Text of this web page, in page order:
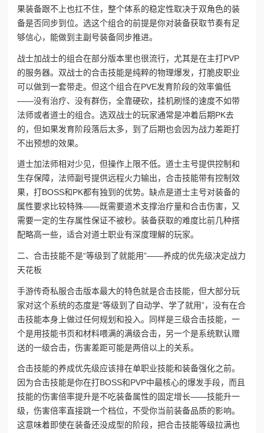
果装备跟不上也扛不住，整个体系的稳定性取决于双角色的装
备是否同步到位。选这个组合的前提是你对装备获取节奏有足
够信心，能做到主副号装备同步推进。
战士加战士的组合在部分版本里也很流行，尤其是在主打PVP
的服务器。双战士的合击技能是纯粹的物理爆发，打脆皮职业
可以做到一套带走。但这个组合在PVE发育阶段的效率偏低
——没有治疗、没有群伤，全靠硬砍，挂机刷怪的速度不如带
法师或者道士的组合。选双战士的玩家通常是冲着后期PK去
的，但如果发育阶段落后太多，到了后期也会因为战力差距打
不出预想的效果。
道士加法师相对少见，但操作上限不低。道士主号提供控制和
生存保障，法师副号提供远程火力输出，合击技能带有控制效
果，打BOSS和PK都有独到的优势。缺点是道士主号对装备的
属性要求比较特殊——既需要道术支撑治疗量和合击伤害，又
需要一定的生存属性保证不被秒。装备获取的难度比前几种搭
配略高一些，适合对道士职业有深度理解的玩家。
二、合击技能不是“等级到了就能用”——养成的优先级决定战力
天花板
手游传奇私服合击版本‌最大的特色就是合击技能，但大部分玩
家对这个系统的态度是“等级到了自动学、学了就用”，没有在合
击技能本身上做过任何规划和投入。同样是三级合击技能，一
个是用技能书页和材料喂满的满级合击，另一个是系统默认赠
送的一级合击，伤害差距可能是两倍以上的关系。
合击技能的养成优先级应该排在单职业技能和装备强化之前。
因为合击技能是你在打BOSS和PVP中最核心的爆发手段，而且
技能的伤害倍率提升是不吃装备属性的固定增长——技能升一
级，伤害倍率直接跳一个档位，不受你当前装备品质的影响。
这意味着即使在装备还没成型的阶段，把合击技能等级拉满也